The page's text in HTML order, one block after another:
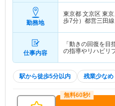
勤務地
東京都 文京区 東
歩7分）都営三田
仕事内容
「動きの回復を目
の指導やリハビリ
駅から徒歩5分以内 残業少なめ